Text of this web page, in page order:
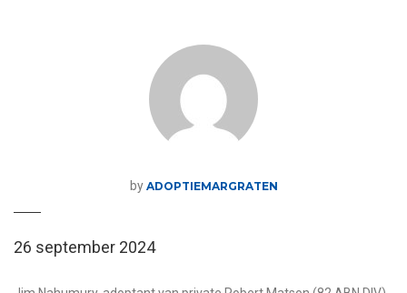
by ADOPTIEMARGRATEN
26 september 2024